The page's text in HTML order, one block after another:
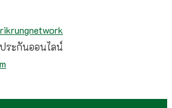
ระกันออนไลน์